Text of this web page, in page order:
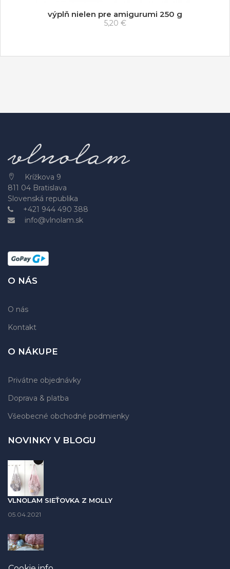
výplň nielen pre amigurumi 250 g
5,20 €
Krížkova 9
811 04 Bratislava
Slovenská republika
+421 944 490 388
info@vlnolam.sk
O NÁS
O nás
Kontakt
O NÁKUPE
Privátne objednávky
Doprava & platba
Všeobecné obchodné podmienky
NOVINKY V BLOGU
VLNOLAM SIEŤOVKA Z MOLLY
05.04.2021